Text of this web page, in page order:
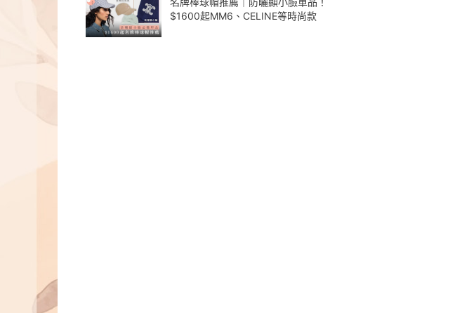
$1600起MM6、CELINE等時尚款